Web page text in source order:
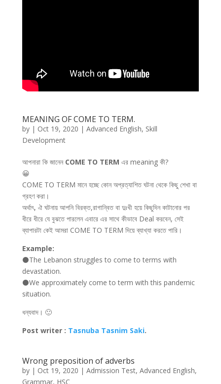
MEANING OF COME TO TERM.
by | Oct 19, 2020 | Advanced English, Skill
Development
আপনারা কি জানেন COME TO TERM এর meaning কী?
😀
COME TO TERM মানে হচ্ছে কোন অপ্রত্যাশিত ঘটনা থেকে কিছু শেখা বা
গ্রহণ করা।
অর্থাৎ, ঐ ঘটনায় আপনি বিরক্ত,রাগান্বিত বা দুঃখী হয়ে কিছুদিন কাটানোর পর
ধীরে ধীরে যে বুঝতে পারলেন এবারে এর সাথে কীভাবে Deal করবেন, সেই
ব্যাপারটা কেই আমরা COME TO TERM দিয়ে ব্যাখ্যা করতে পারি।
Example:
⚫The Lebanon struggles to come to terms with
devastation.
⚫We approximately come to term with this pandemic
situation.
ধন্যবাদ। 🙂
Post writer : Tasnuba Tasnim Saki.
Wrong preposition of adverbs
by | Oct 19, 2020 | Admission Test, Advanced English,
Grammar, HSC